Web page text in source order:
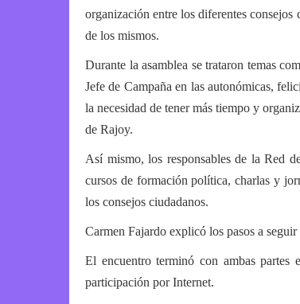
organización entre los diferentes
de los mismos.
Durante la asamblea se trataron temas
Jefe de Campaña en las autonómicas,
la necesidad de tener más tiempo y
de Rajoy.
Así mismo, los responsables de la Red
cursos de formación política, charlas y
los consejos ciudadanos.
Carmen Fajardo explicó los pasos a
El encuentro terminó con ambas partes
participación por Internet.